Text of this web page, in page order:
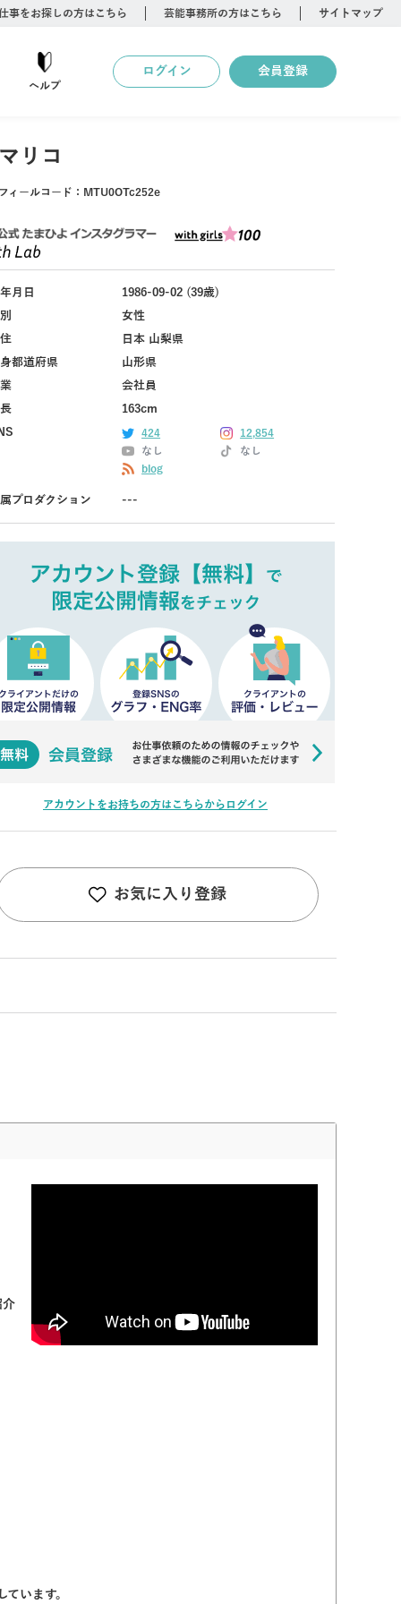
事をお探しの方はこちら 芸能事務所の方はこちら サイトマップ
ヘルプ
ログイン 会員登録
リコ
ィールコード： MTU0OTc252e
月日
1986-09-02 (39歳)
女性
日本 山梨県
都道府県
山形県
会社員
163cm
424
12,854
なし
なし
blog
プロダクション ---
アカウントをお持ちの方はこちらからログイン
お気に入り登録
介
います。